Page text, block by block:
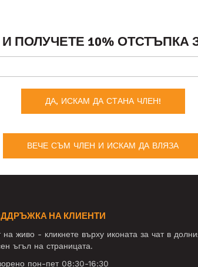
ПОЛУЧЕТЕ 10%
ДА, ИСКАМ ДА СТАНА ЧЛЕН!
ВЕЧЕ СЪМ ЧЛЕН И ИСКАМ ДА ВЛЯЗА
НА КЛИЕНТИ
на живо - кликнете върху иконата за чат в
ъгъл на страницата.
пон-пет 08:30-16:30